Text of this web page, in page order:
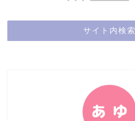
サイト内検索